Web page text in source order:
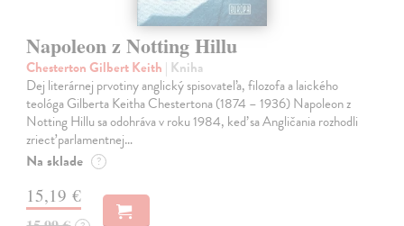
Napoleon z Notting Hillu
Chesterton Gilbert Keith | Kniha
Dej literárnej prvotiny anglický spisovateľa, filozofa a laického
teológa Gilberta Keitha Chestertona (1874 – 1936) Napoleon z
Notting Hillu sa odohráva v roku 1984, keď sa Angličania rozhodli
zriecť parlamentnej…
Na sklade ?
15,19 €